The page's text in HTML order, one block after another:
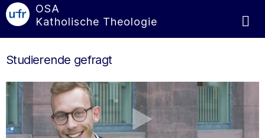
OSA
Katholische Theologie
Studierende gefragt